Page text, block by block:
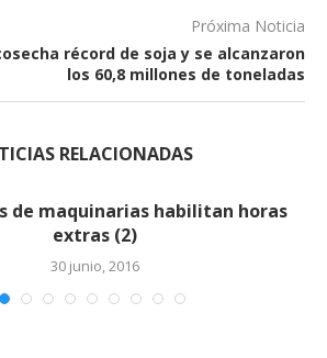
Próxima Noticia
récord de soja y se alcanzaron
los 60,8 millones de toneladas
RELACIONADAS
de maquinarias habilitan horas
extras (2)
30 junio, 2016